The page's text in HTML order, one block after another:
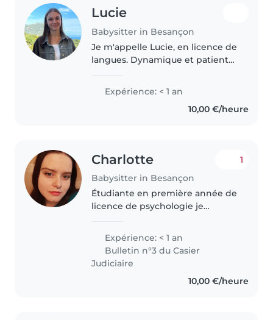
Lucie
Babysitter in Besançon
Je m'appelle Lucie, en licence de
langues. Dynamique et patiente,
en anglais, français ou italien.
Expérience: < 1 an
10,00 €/heure
Charlotte
Babysitter in Besançon
1
Étudiante en première année de
licence de psychologie je
arrondir mes fins de mois.
J'adore passer du temps avec
des enfants je trouve ça
Expérience: < 1 an
Bulletin n°3 du Casier
Judiciaire
10,00 €/heure